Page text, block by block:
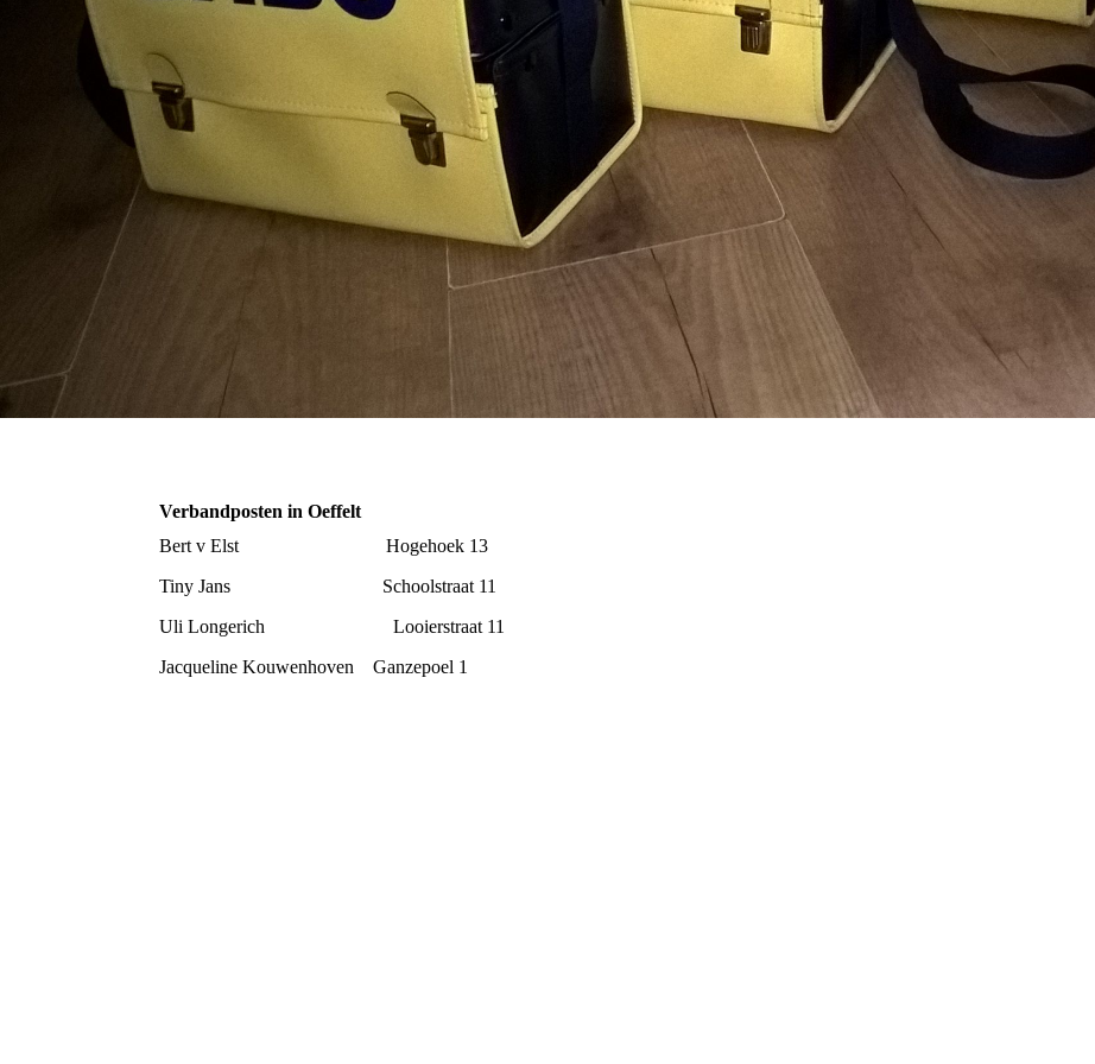
Verbandposten in Oeffelt
Bert v Elst Hogehoek 13
Tiny Jans Schoolstraat 11
Uli Longerich Looierstraat 11
Jacqueline Kouwenhoven Ganzepoel 1